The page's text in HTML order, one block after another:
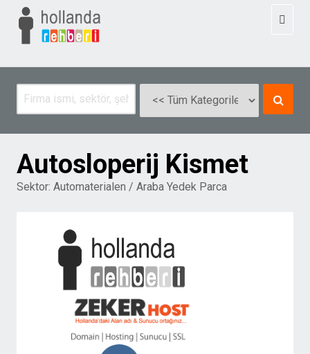
Autosloperij Kismet
Sektor: Automaterialen / Araba Yedek Parca